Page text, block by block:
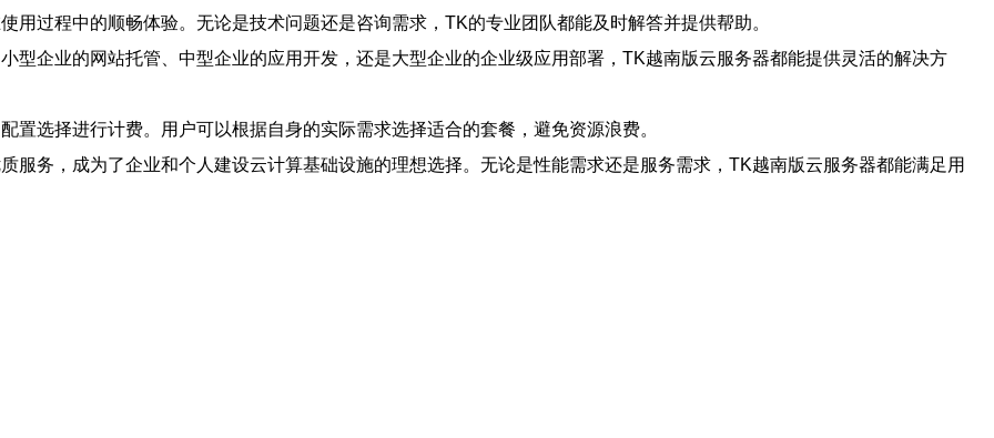
用过程中的顺畅体验。无论是技术问题还是咨询需求，TK的专业团队都能及时解答并提供帮助。
型企业的网站托管、中型企业的应用开发，还是大型企业的企业级应用部署，TK越南版云服务器都能提供灵活的解决方
置选择进行计费。用户可以根据自身的实际需求选择适合的套餐，避免资源浪费。
服务，成为了企业和个人建设云计算基础设施的理想选择。无论是性能需求还是服务需求，TK越南版云服务器都能满足用